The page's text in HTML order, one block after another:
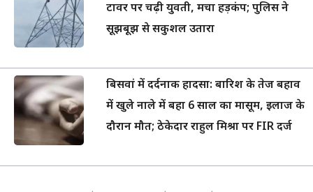
टावर पर चढ़ी युवती, मचा हड़कंप; पुलिस ने
सूझबूझ से सकुशल उतारा
बिसवां में दर्दनाक हादसा: बारिश के तेज बहाव
में खुले नाले में बहा 6 साल का मासूम, इलाज के
दौरान मौत; ठेकेदार राहुल मिश्रा पर FIR दर्ज